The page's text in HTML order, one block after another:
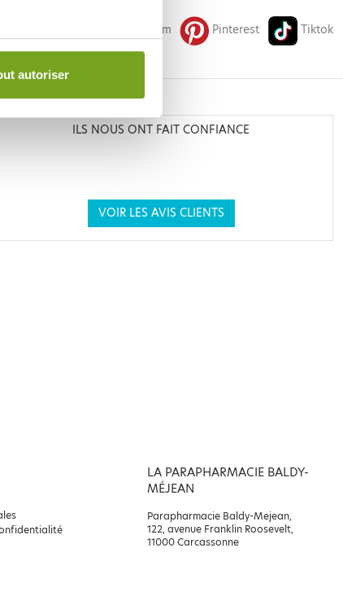
autoriser
Instagram Pinterest Tiktok
ILS NOUS ONT FAIT CONFIANCE
VOIR LES AVIS CLIENTS
LA PARAPHARMACIE BALDY-
MÉJEAN
Parapharmacie Baldy-Mejean,
122, avenue Franklin Roosevelt,
11000 Carcassonne